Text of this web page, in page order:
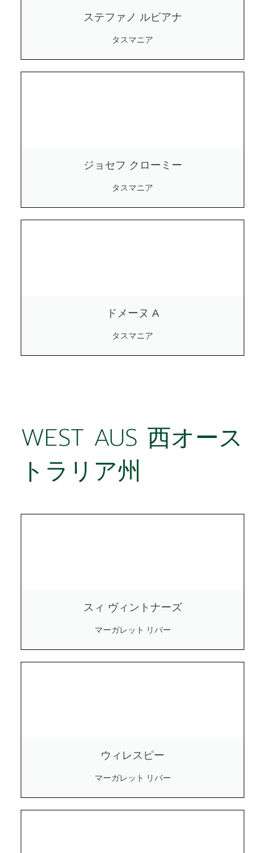
ステファノ ルビアナ
タスマニア
ジョセフ クローミー
タスマニア
ドメーヌ A
タスマニア
WEST AUS 西オース
トラリア州
スィ ヴィントナーズ
マーガレット リバー
ウィレスピー
マーガレット リバー